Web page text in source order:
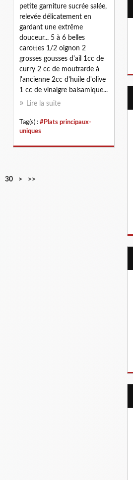
petite garniture sucrée salée,
relevée délicatement en
gardant une extrême
douceur... 5 à 6 belles
carottes 1/2 oignon 2
grosses gousses d'ail 1cc de
curry 2 cc de moutrarde à
l'ancienne 2cc d'huile d'olive
1 cc de vinaigre balsamique...
Lire la suite
Tag(s) : #Plats principaux-
uniques
30
4
5
6
> >>